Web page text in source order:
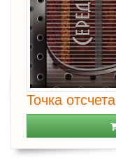
Точка отсчета